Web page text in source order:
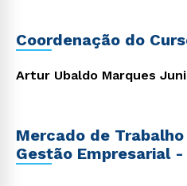
Coordenação do
Artur Ubaldo Marques
Mercado de
Gestão Empresarial